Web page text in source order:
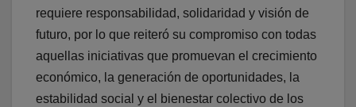
requiere responsabilidad, solidaridad y visión de
futuro, por lo que reiteró su compromiso con todas
aquellas iniciativas que promuevan el crecimiento
económico, la generación de oportunidades, la
estabilidad social y el bienestar colectivo de los